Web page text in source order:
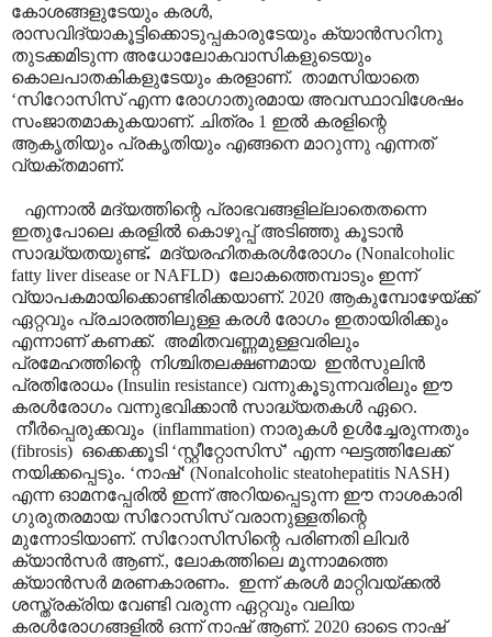
കോശങ്ങളുടേയും കരൾ,
രാസവിദ്യാകൂട്ടിക്കൊടുപ്പകാരുടേയും ക്യാൻസറിനു
തുടക്കമിടുന്ന അധോലോകവാസികളുടെയും
കൊലപാതകികളുടേയും കരളാണ്. താമസിയാതെ
‘സിറോസിസ് എന്ന രോഗാതുരമായ അവസ്ഥാവിശേഷം
സംജാതമാകുകയാണ്. ചിത്രം 1 ഇൽ കരളിന്റെ
ആകൃതിയും പ്രകൃതിയും എങ്ങനെ മാറുന്നു എന്നത്
വ്യക്തമാണ്.
എന്നാൽ മദ്യത്തിന്റെ പ്രാഭവങ്ങളില്ലാതെതന്നെ
ഇതുപോലെ കരളിൽ കൊഴുപ്പ് അടിഞ്ഞു കൂടാൻ
സാദ്ധ്യതയുണ്ട്. മദ്യരഹിതകരൾരോഗം (Nonalcoholic
fatty liver disease or NAFLD) ലോകത്തെമ്പാടും ഇന്ന്
വ്യാപകമായിക്കൊണ്ടിരിക്കയാണ്. 2020 ആകുമ്പോഴേയ്ക്ക്
ഏറ്റവും പ്രചാരത്തിലുള്ള കരൾ രോഗം ഇതായിരിക്കും
എന്നാണ് കണക്ക്. അമിതവണ്ണമുള്ളവരിലും
പ്രമേഹത്തിന്റെ നിശ്ചിതലക്ഷണമായ ഇൻസുലിൻ
പ്രതിരോധം (Insulin resistance) വന്നുകൂടുന്നവരിലും ഈ
കരൾരോഗം വന്നുഭവിക്കാൻ സാദ്ധ്യതകൾ ഏറെ.
നീർപ്പെരുക്കവും (inflammation) നാരുകൾ ഉൾച്ചേരുന്നതും
(fibrosis) ഒക്കെക്കൂടി ‘സ്റ്റീറ്റോസിസ്’ എന്ന ഘട്ടത്തിലേക്ക്
നയിക്കപ്പെടും. ‘നാഷ്‘ (Nonalcoholic steatohepatitis NASH)
എന്ന ഓമനപ്പേരിൽ ഇന്ന് അറിയപ്പെടുന്ന ഈ നാശകാരി
ഗുരുതരമായ സിറോസിസ് വരാനുള്ളതിന്റെ
മുന്നോടിയാണ്. സിറോസിസിന്റെ പരിണതി ലിവർ
ക്യാൻസർ ആണ്., ലോകത്തിലെ മൂന്നാമത്തെ
ക്യാൻസർ മരണകാരണം. ഇന്ന് കരൾ മാറ്റിവയ്ക്കൽ
ശസ്ത്രക്രിയ വേണ്ടി വരുന്ന ഏറ്റവും വലിയ
കരൾരോഗങ്ങളിൽ ഒന്ന് നാഷ് ആണ്. 2020 ഓടെ നാഷ്